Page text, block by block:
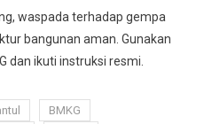
waspada terhadap gempa
bangunan aman. Gunakan
dan ikuti instruksi resmi.
BMKG